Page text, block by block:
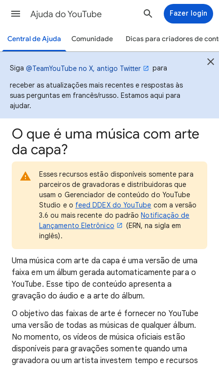
Ajuda do YouTube Fazer login
Central de Ajuda Comunidade Dicas para criadores de
Siga @TeamYouTube no X, antigo Twitter
para
receber as atualizações mais recentes e respostas às
suas perguntas em francês/russo. Estamos aqui para
ajudar.
O que é uma música com arte
da capa?
Esses recursos estão disponíveis somente para
parceiros de gravadoras e distribuidoras que
usam o Gerenciador de conteúdo do YouTube
Studio e o feed DDEX do YouTube com a versão
3.6 ou mais recente do padrãoNotificação de
Lançamento Eletrônico
(ERN, na sigla em
inglês).
Uma música com arte da capa é uma versão de uma
faixa em um álbum gerada automaticamente para o
YouTube. Esse tipo de conteúdo apresenta a
gravação do áudio e a arte do álbum.
O objetivo das faixas de arte é fornecer no YouTube
uma versão de todas as músicas de qualquer álbum.
No momento, os vídeos de música oficiais estão
disponíveis para gravações somente quando uma
gravadora ou um artista investem tempo e recursos